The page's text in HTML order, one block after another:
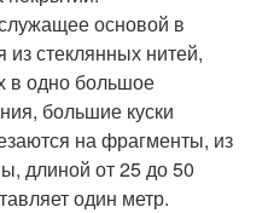
основой в
из стеклянных нитей,
в одно большое
большие куски
на фрагменты, из
длиной от 25 до 50
один метр.